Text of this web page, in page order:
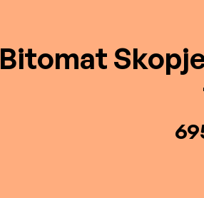
Bitomat